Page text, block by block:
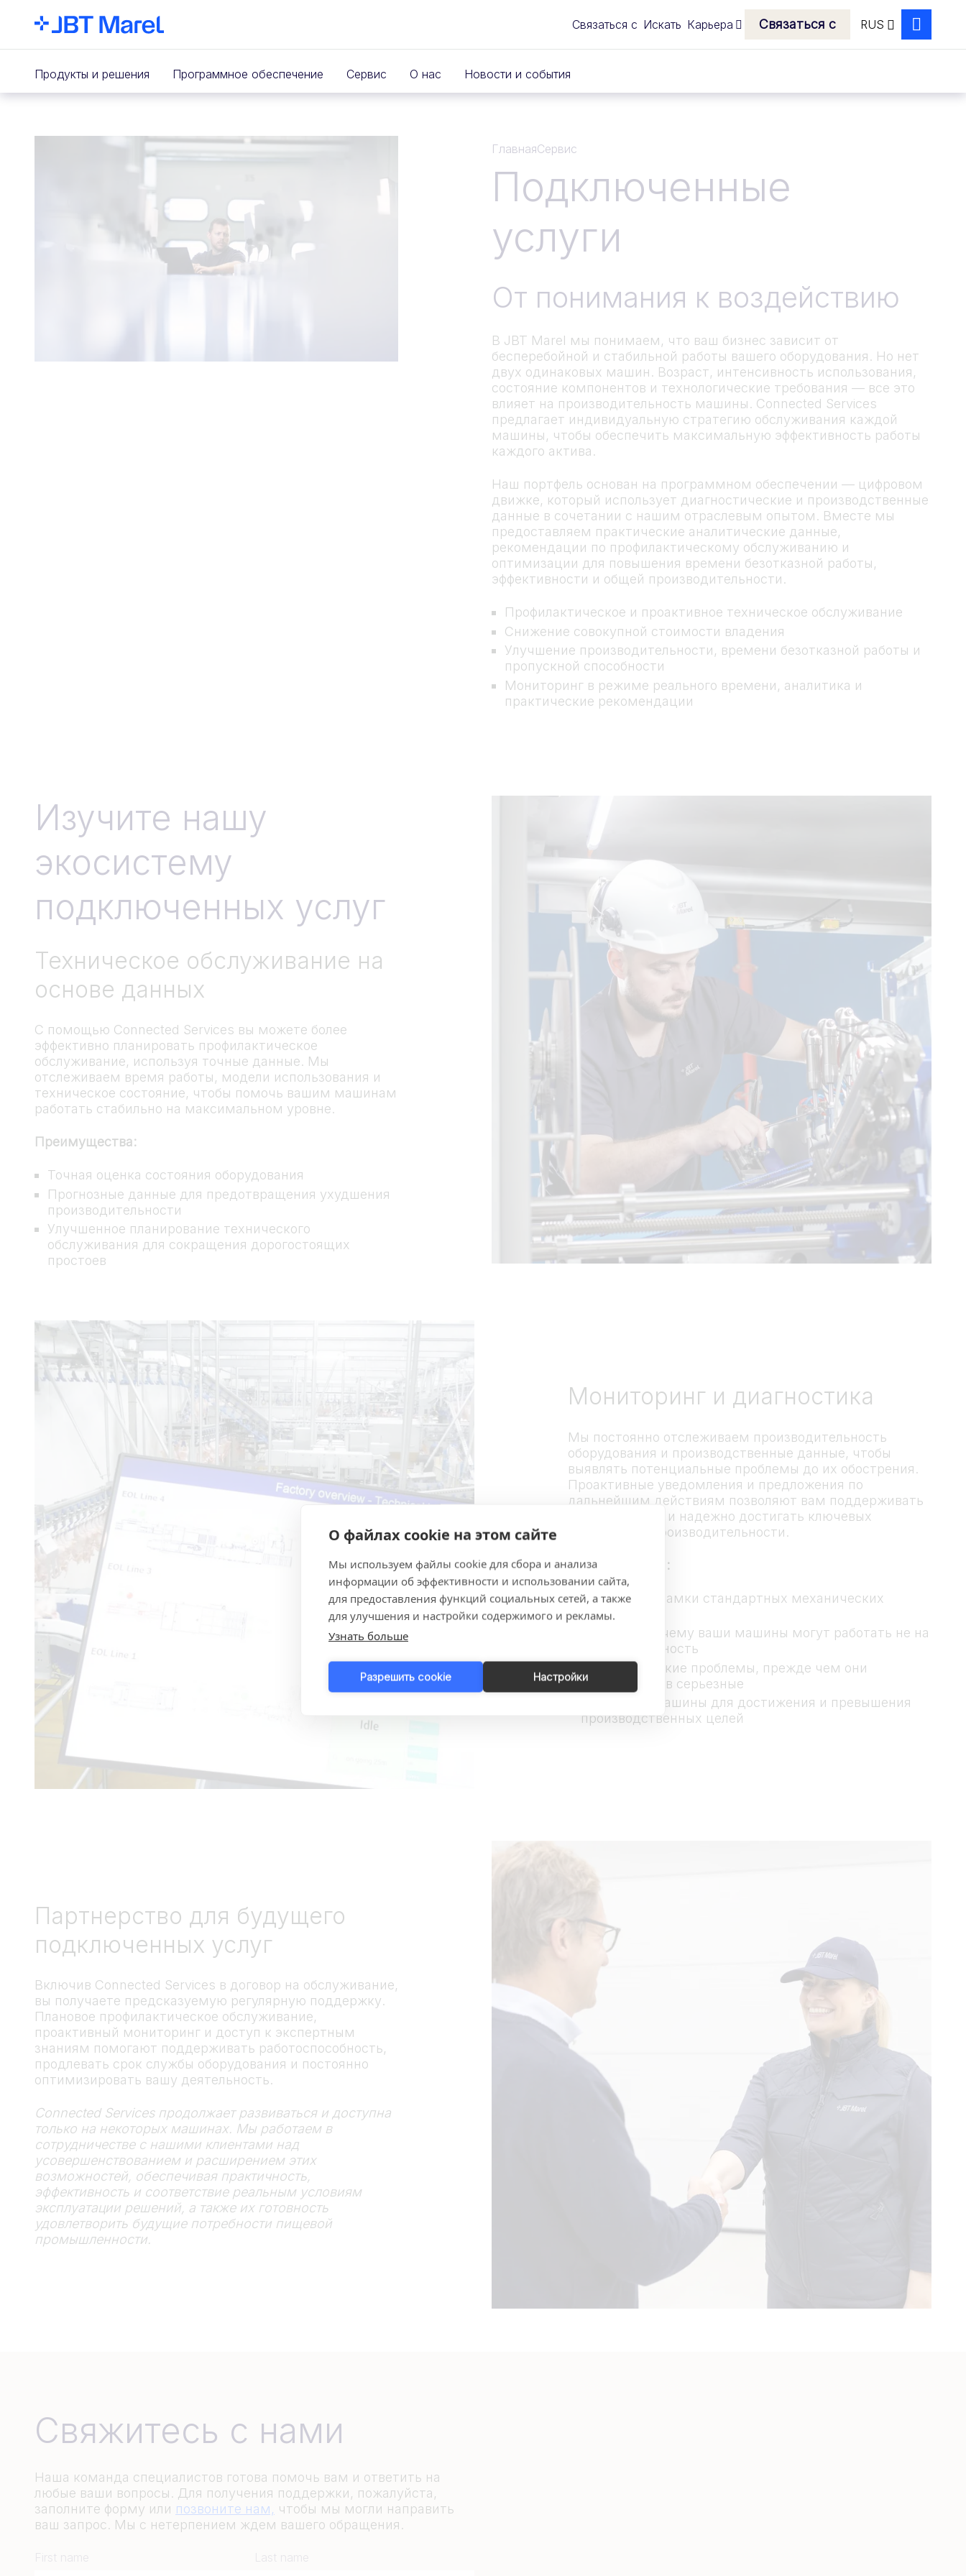
О файлах cookie на этом сайте
Мы используем файлы cookie для сбора и анализа
информации об эффективности и использовании сайта,
для предоставления функций социальных сетей, а также
для улучшения и настройки содержимого и рекламы.
Узнать больше
Разрешить cookie Настройки
Связаться с Искать Карьера Связаться с RUS
Search
Продукты и решения Программное обеспечение Сервис О нас Новости и события
ГлавнаяСервис
Подключенные
услуги
От понимания к воздействию
В JBT Marel мы понимаем, что ваш бизнес зависит от
бесперебойной и стабильной работы вашего оборудования. Но нет
двух одинаковых машин. Возраст, интенсивность использования,
состояние компонентов и технологические требования — все это
влияет на производительность машины. Connected Services
предлагает индивидуальную стратегию обслуживания каждой
машины, чтобы обеспечить максимальную эффективность работы
каждого актива.
Наш портфель основан на программном обеспечении — цифровом
движке, который использует диагностические и производственные
данные в сочетании с нашим отраслевым опытом. Вместе мы
предоставляем практические аналитические данные,
рекомендации по профилактическому обслуживанию и
оптимизации для повышения времени безотказной работы,
эффективности и общей производительности.
Профилактическое и проактивное техническое обслуживание
Снижение совокупной стоимости владения
Улучшение производительности, времени безотказной работы и
пропускной способности
Мониторинг в режиме реального времени, аналитика и
практические рекомендации
Изучите нашу
экосистему
подключенных услуг
Техническое обслуживание на
основе данных
С помощью Connected Services вы можете более
эффективно планировать профилактическое
обслуживание, используя точные данные. Мы
отслеживаем время работы, модели использования и
техническое состояние, чтобы помочь вашим машинам
работать стабильно на максимальном уровне.
Преимущества:
Точная оценка состояния оборудования
Прогнозные данные для предотвращения ухудшения
производительности
Улучшенное планирование технического
обслуживания для сокращения дорогостоящих
простоев
Мониторинг и диагностика
Мы постоянно отслеживаем производительность
оборудования и производственные данные, чтобы
выявлять потенциальные проблемы до их обострения.
Проактивные уведомления и предложения по
дальнейшим действиям позволяют вам поддерживать
эффективность и надежно достигать ключевых
показателей производительности.
Преимущества:
Выйдите за рамки стандартных механических
данных
Поймите, почему ваши машины могут работать не на
полную мощность
Решайте мелкие проблемы, прежде чем они
превратятся в серьезные
Настройте машины для достижения и превышения
производственных целей
Партнерство для будущего
подключенных услуг
Включив Connected Services в договор на обслуживание,
вы получаете предсказуемую регулярную поддержку.
Плановое профилактическое обслуживание,
проактивный мониторинг и доступ к экспертным
знаниям помогают поддерживать работоспособность,
продлевать срок службы оборудования и постоянно
оптимизировать вашу деятельность.
Connected Services продолжает развиваться и доступна
только на некоторых машинах. Мы работаем в
сотрудничестве с нашими клиентами над
усовершенствованием и расширением этих
возможностей, обеспечивая практичность,
эффективность и соответствие реальным условиям
эксплуатации решений, а также их готовность
удовлетворить будущие потребности пищевой
промышленности.
Свяжитесь с нами
Наша команда специалистов готова помочь вам и ответить на
любые ваши вопросы. Для получения поддержки, пожалуйста,
заполните форму или позвоните нам, чтобы мы могли направить
ваш запрос. Мы с нетерпением ждем вашего обращения.